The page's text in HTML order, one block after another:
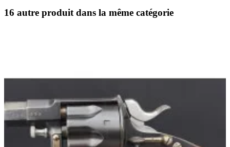
16 autre produit dans la même catégorie